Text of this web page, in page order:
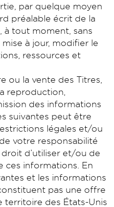
par quelque moyen
préalable écrit de la
à tout moment, sans
à jour, modifier le
ressources et
ou la vente des Titres,
reproduction,
des informations
suivantes peut être
légales et/ou
votre responsabilité
droit d’utiliser et/ou de
ces informations. En
et les informations
pas une offre
territoire des États-Unis